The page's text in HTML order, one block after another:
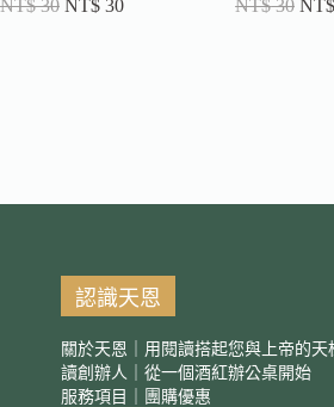
NT$30 NT$ 30
NT$30 NT$
認識天恩
關於天恩｜用閱讀搭起您與上帝的天
讀創辦人｜從一個酒紅辦公桌開始
服務項目｜團購優惠